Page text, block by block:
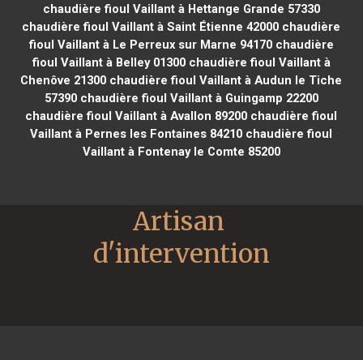
chaudière fioul Vaillant à Hettange Grande 57330
chaudière fioul Vaillant à Saint Étienne 42000 chaudière
fioul Vaillant à Le Perreux sur Marne 94170chaudière
fioul Vaillant à Belley 01300chaudière fioul Vaillant à
Chenôve 21300 chaudière fioul Vaillant à Audun le Tiche
57390chaudière fioul Vaillant à Guingamp 22200
chaudière fioul Vaillant à Avallon 89200 chaudière fioul
Vaillant à Pernes les Fontaines 84210 chaudière fioul
Vaillant à Fontenay le Comte 85200
Artisan
d'intervention